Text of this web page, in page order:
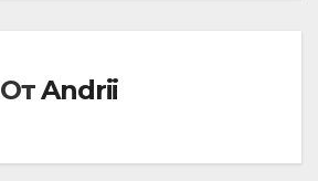
ОтAndrii